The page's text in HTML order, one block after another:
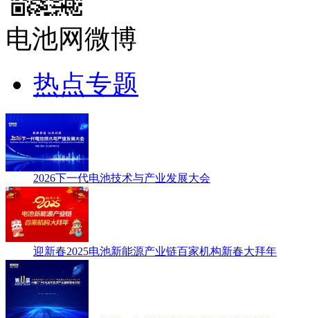
电池网微博
热点专题
2026下一代电池技术与产业发展大会
迎新春2025电池新能源产业链百家机构新春大拜年